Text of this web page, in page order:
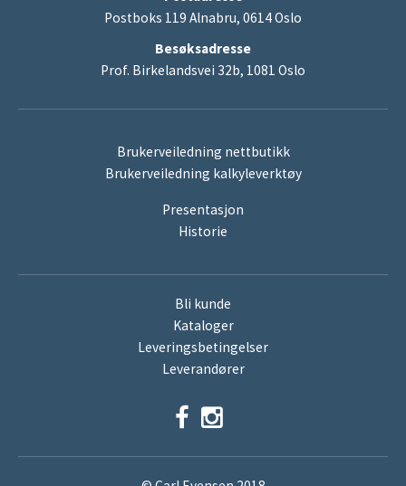
Postboks 119 Alnabru, 0614 Oslo
Besøksadresse
Prof. Birkelandsvei 32b, 1081 Oslo
Brukerveiledning nettbutikk
Brukerveiledning kalkyleverktøy
Presentasjon
Historie
Bli kunde
Kataloger
Leveringsbetingelser
Leverandører